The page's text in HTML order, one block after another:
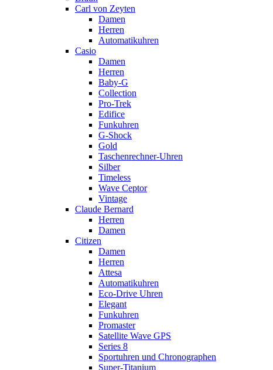
Carl von Zeyten
Damen
Herren
Automatikuhren
Casio
Damen
Herren
Baby-G
Collection
Pro-Trek
Edifice
Funkuhren
G-Shock
Gold
Taschenrechner-Uhren
Silber
Timeless
Wave Ceptor
Vintage
Claude Bernard
Herren
Damen
Citizen
Damen
Herren
Attesa
Automatikuhren
Eco-Drive Uhren
Elegant
Funkuhren
Promaster
Satellite Wave GPS
Series 8
Sportuhren und Chronographen
Super-Titanium